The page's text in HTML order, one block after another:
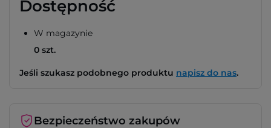
Dostępność
W magazynie
0 szt.
Jeśli szukasz podobnego produktu napisz do nas.
Bezpieczeństwo zakupów